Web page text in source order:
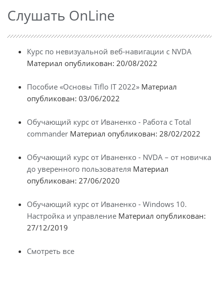
Слушать OnLine
Курс по невизуальной веб-навигации с NVDA
Материал опубликован: 20/08/2022
Пособие «Основы Tiflo IT 2022» Материал
опубликован: 03/06/2022
Обучающий курс от Иваненко - Работа с Total
commander Материал опубликован: 28/02/2022
Обучающий курс от Иваненко - NVDA – от новичка
до уверенного пользователя Материал
опубликован: 27/06/2020
Обучающий курс от Иваненко - Windows 10.
Настройка и управление Материал опубликован:
27/12/2019
Смотреть все